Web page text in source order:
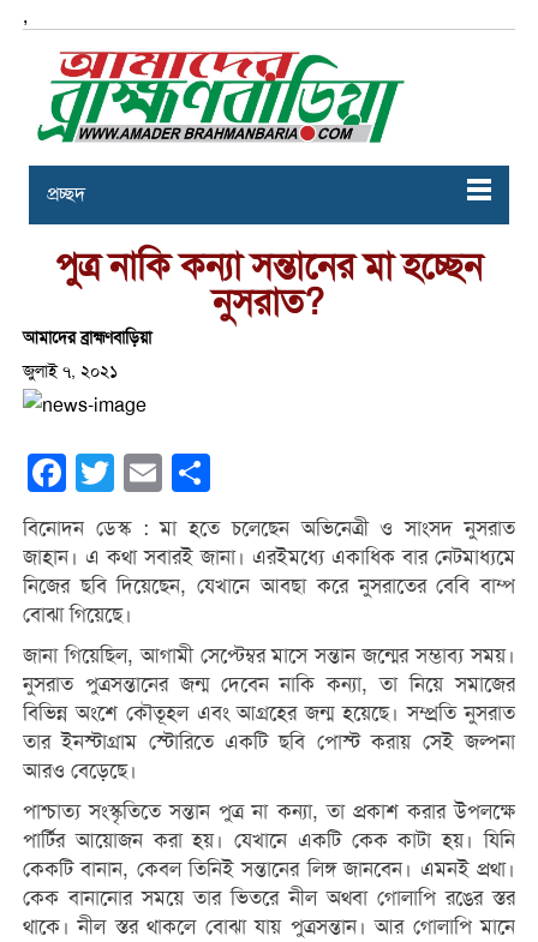
,
প্রচ্ছদ
পুত্র নাকি কন্যা সন্তানের মা হচ্ছেন
নুসরাত?
আমাদের ব্রাহ্মণবাড়িয়া
জুলাই ৭, ২০২১
Facebook
Twitter Email
বিনোদন ডেস্ক : মা হতে চলেছেন অভিনেত্রী ও সাংসদ নুসরাত
জাহান। এ কথা সবারই জানা। এরইমধ্যে একাধিক বার নেটমাধ্যমে
নিজের ছবি দিয়েছেন, যেখানে আবছা করে নুসরাতের বেবি বাম্প
বোঝা গিয়েছে।
জানা গিয়েছিল, আগামী সেপ্টেম্বর মাসে সন্তান জন্মের সম্ভাব্য সময়।
নুসরাত পুত্রসন্তানের জন্ম দেবেন নাকি কন্যা, তা নিয়ে সমাজের
বিভিন্ন অংশে কৌতূহল এবং আগ্রহের জন্ম হয়েছে। সম্প্রতি নুসরাত
তার ইনস্টাগ্রাম স্টোরিতে একটি ছবি পোস্ট করায় সেই জল্পনা
আরও বেড়েছে।
পাশ্চাত্য সংস্কৃতিতে সন্তান পুত্র না কন্যা, তা প্রকাশ করার উপলক্ষে
পার্টির আয়োজন করা হয়। যেখানে একটি কেক কাটা হয়। যিনি
কেকটি বানান, কেবল তিনিই সন্তানের লিঙ্গ জানবেন। এমনই প্রথা।
কেক বানানোর সময়ে তার ভিতরে নীল অথবা গোলাপি রঙের স্তর
থাকে। নীল স্তর থাকলে বোঝা যায় পুত্রসন্তান। আর গোলাপি মানে